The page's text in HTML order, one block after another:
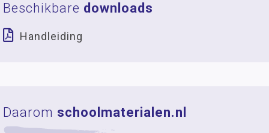
Beschikbare downloads
Handleiding
Daarom schoolmaterialen.nl